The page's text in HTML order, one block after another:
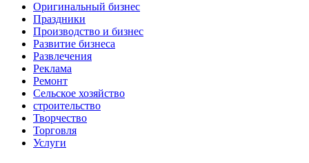
Оригинальный бизнес
Праздники
Производство и бизнес
Развитие бизнеса
Развлечения
Реклама
Ремонт
Сельское хозяйство
строительство
Творчество
Торговля
Услуги